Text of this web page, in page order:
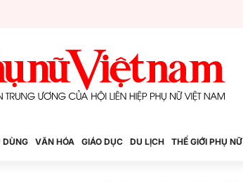
DÙNG VĂN HÓA GIÁO DỤC DU LỊCH THẾ GIỚI PHỤ NỮ